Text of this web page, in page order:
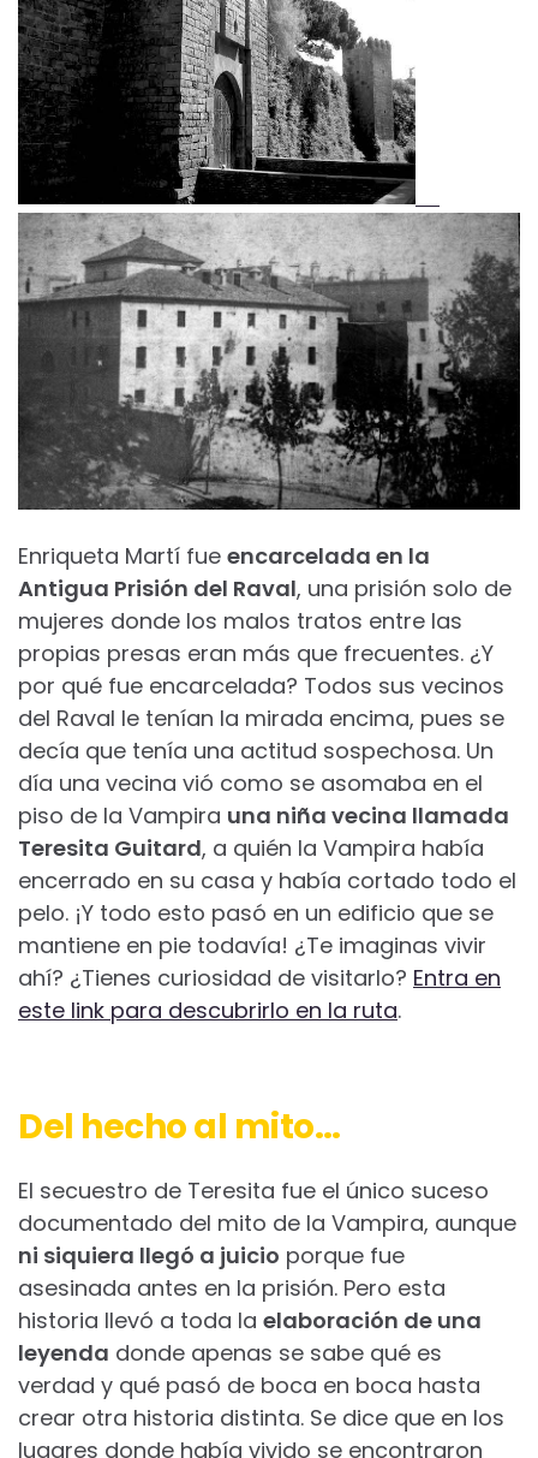
Enriqueta Martí fue encarcelada en la
Antigua Prisión del Raval, una prisión solo de
mujeres donde los malos tratos entre las
propias presas eran más que frecuentes. ¿Y
por qué fue encarcelada? Todos sus vecinos
del Raval le tenían la mirada encima, pues se
decía que tenía una actitud sospechosa. Un
día una vecina vió como se asomaba en el
piso de la Vampira una niña vecina llamada
Teresita Guitard, a quién la Vampira había
encerrado en su casa y había cortado todo el
pelo. ¡Y todo esto pasó en un edificio que se
mantiene en pie todavía! ¿Te imaginas vivir
ahí? ¿Tienes curiosidad de visitarlo? Entra en
este link para descubrirlo en la ruta.
Del hecho al mito…
El secuestro de Teresita fue el único suceso
documentado del mito de la Vampira, aunque
ni siquiera llegó a juicio porque fue
asesinada antes en la prisión. Pero esta
historia llevó a toda la elaboración de una
leyenda donde apenas se sabe qué es
verdad y qué pasó de boca en boca hasta
crear otra historia distinta. Se dice que en los
lugares donde había vivido se encontraron